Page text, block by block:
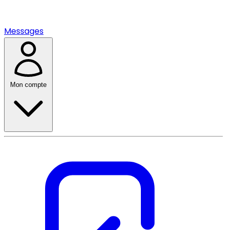
Messages
Mon compte